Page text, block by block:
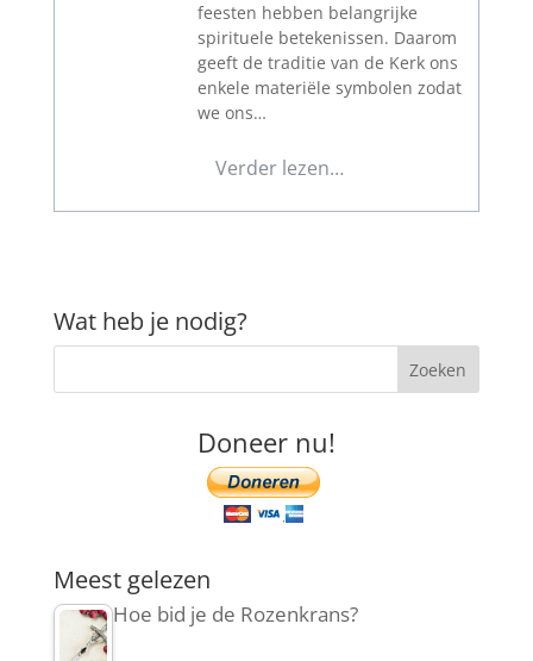
feesten hebben belangrijke
spirituele betekenissen. Daarom
geeft de traditie van de Kerk ons
enkele materiële symbolen zodat
we ons…
Verder lezen…
Wat heb je nodig?
Doneer nu!
Meest gelezen
Hoe bid je de Rozenkrans?